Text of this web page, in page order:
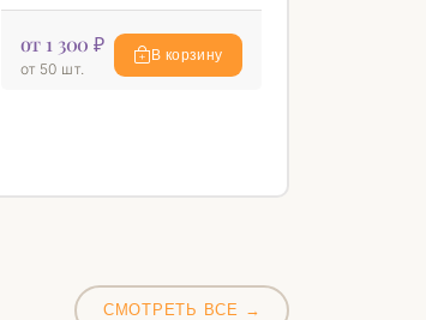
от 1 300 ₽
от 50 шт.
В корзину
СМОТРЕТЬ ВСЕ →